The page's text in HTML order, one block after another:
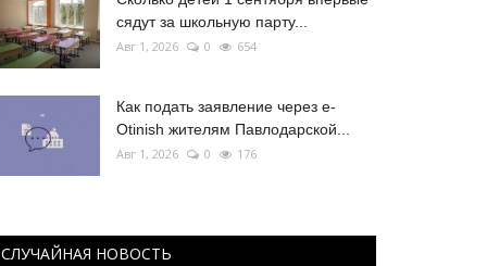
сядут за школьную парту...
Авг 1, 2026 0 654
Как подать заявление через e-
Otinish жителям Павлодарской...
Авг 1, 2026 0 176
СЛУЧАЙНАЯ НОВОСТЬ